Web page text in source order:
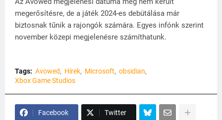
megerősítésre, de a játék 2024-es debütálása már
biztosnak tűnik a rajongók számára. Egyes infónk szerint
november közepi megjelenésre számíthatunk.
Tags: Avowed Hírek Microsoft
obsidian
Xbox Game Studios
Facebook Twitter